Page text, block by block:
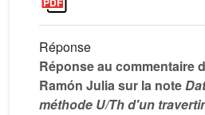
Réponse
Réponse au commentaire
Ramón Julia sur la note
méthode U/Th d'un